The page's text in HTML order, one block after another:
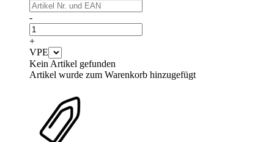
-
+
VPE
Kein Artikel gefunden
Artikel wurde zum Warenkorb hinzugefügt